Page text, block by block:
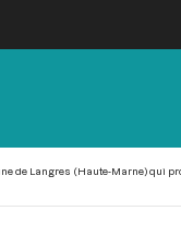
de Langres (Haute-Marne) qui